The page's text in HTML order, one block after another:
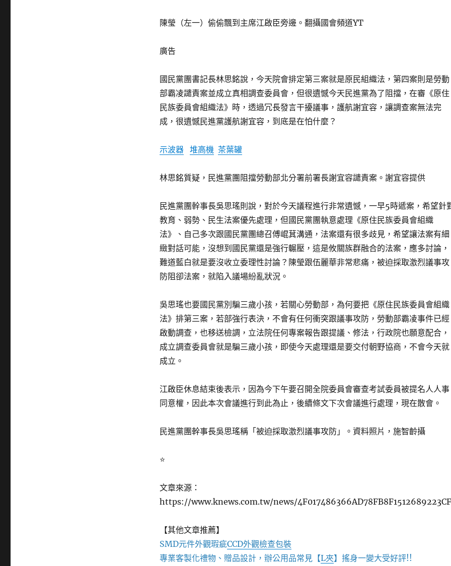
陳瑩（左一）偷偷飄到主席江啟臣旁邊。翻攝國會頻道YT
廣告
國民黨團書記長林思銘說，今天院會排定第三案就是原民組織法，第四案則是勞動
部霸凌譴責案並成立真相調查委員會，但很遺憾今天民進黨為了阻擋，在審《原住
民族委員會組織法》時，透過冗長發言干擾議事，護航謝宜容，讓調查案無法完
成，很遺憾民進黨護航謝宜容，到底是在怕什麼？
示波器 堆高機 茶葉罐
林思銘質疑，民進黨團阻擋勞動部北分署前署長謝宜容譴責案。謝宜容提供
民進黨團幹事長吳思瑤則說，對於今天議程進行非常遺憾，一早5時遞案，希望針
教育、弱勢、民生法案優先處理，但國民黨團執意處理《原住民族委員會組織
法》、自己多次跟國民黨團總召傅崐萁溝通，法案還有很多歧見，希望讓法案有細
緻對話可能，沒想到國民黨還是強行輾壓，這是攸關族群融合的法案，應多討論，
難道藍白就是要沒收立委理性討論？陳瑩跟伍麗華非常悲痛，被迫採取激烈議事攻
防阻卻法案，就陷入議場紛亂狀況。
吳思瑤也要國民黨別騙三歲小孩，若關心勞動部，為何要把《原住民族委員會組織
法》排第三案，若部強行表決，不會有任何衝突跟議事攻防，勞動部霸凌事件已經
啟動調查，也移送檢調，立法院任何專案報告跟提議、修法，行政院也願意配合，
成立調查委員會就是騙三歲小孩，即使今天處理還是要交付朝野協商，不會今天就
成立。
江啟臣休息結束後表示，因為今下午要召開全院委員會審查考試委員被提名人人事
同意權，因此本次會議進行到此為止，後續條文下次會議進行處理，現在散會。
民進黨團幹事長吳思瑤稱「被迫採取激烈議事攻防」。資料照片，施智齡攝
⭐️
文章來源：
https://www.knews.com.tw/news/
【其他文章推薦】
SMD元件外觀瑕疵CCD外觀檢查包裝
專業客製化禮物、贈品設計，辦公用品常見【L夾】搖身一變大受好評!!